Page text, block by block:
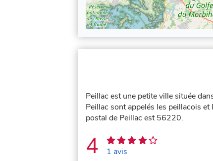
Peillac est une petite ville située
Peillac sont appelés les peillacois
postal de Peillac est 56220.
4 1 avis